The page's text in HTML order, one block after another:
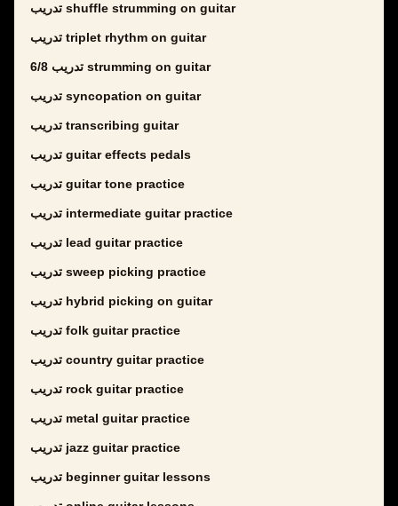
تدريب shuffle strumming on guitar
تدريب triplet rhythm on guitar
تدريب 6/8 strumming on guitar
تدريب syncopation on guitar
تدريب transcribing guitar
تدريب guitar effects pedals
تدريب guitar tone practice
تدريب intermediate guitar practice
تدريب lead guitar practice
تدريب sweep picking practice
تدريب hybrid picking on guitar
تدريب folk guitar practice
تدريب country guitar practice
تدريب rock guitar practice
تدريب metal guitar practice
تدريب jazz guitar practice
تدريب beginner guitar lessons